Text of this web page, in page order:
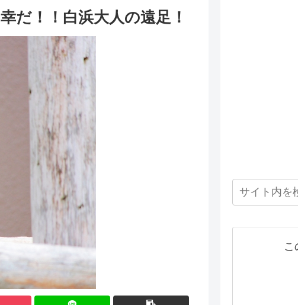
だ！！白浜大人の遠足！
こ